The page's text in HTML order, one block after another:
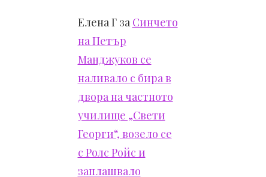
Елена Гза Синчето
на Петър
Манджуков се
наливало с бира в
двора на частното
училище „Свети
Георги“, возело се
с Ролс Ройс и
заплашвало